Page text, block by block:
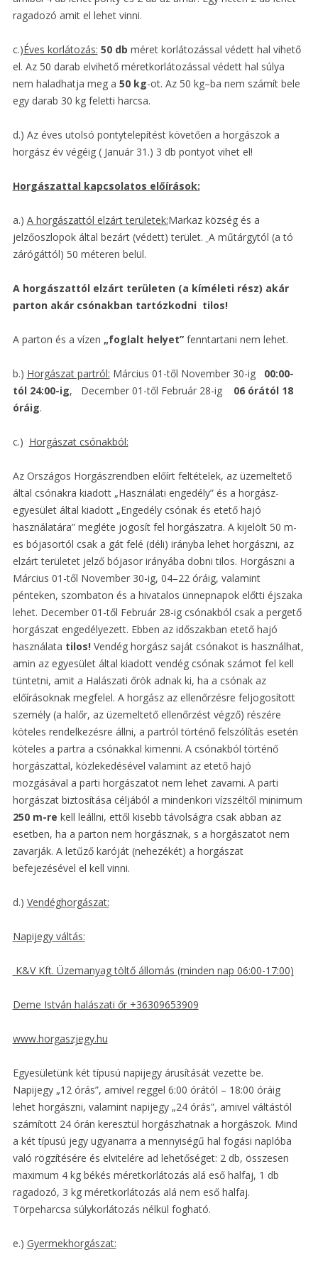
ragadozó amit el lehet vinni.
c.)Éves korlátozás: 50 db méret korlátozással védett hal vihető
el. Az 50 darab elvihető méretkorlátozással védett hal súlya
nem haladhatja meg a 50 kg-ot. Az 50 kg–ba nem számít bele
egy darab 30 kg feletti harcsa.
d.) Az éves utolsó pontytelepítést követően a horgászok a
horgász év végéig ( Január 31.) 3 db pontyot vihet el!
Horgászattal kapcsolatos előírások:
a.) A horgászattól elzárt területek:Markaz község és a
jelzőoszlopok által bezárt (védett) terület. A műtárgytól (a tó
zárógáttól) 50 méteren belül.
A horgászattól elzárt területen (a kíméleti rész) akár
parton akár csónakban tartózkodni tilos!
A parton és a vízen „foglalt helyet”fenntartani nem lehet.
b.) Horgászat partról: Március 01-től November 30-ig 00:00-
tól 24:00-ig, December 01-től Február 28-ig 06 órától 18
óráig.
c.) Horgászat csónakból:
Az Országos Horgászrendben előírt feltételek, az üzemeltető
által csónakra kiadott „Használati engedély” és a horgász­
egyesület által kiadott „Engedély csónak és etető hajó
használatára” megléte jogosít fel horgászatra. A kijelölt 50 m-
es bójasortól csak a gát felé (déli) irányba lehet horgászni, az
elzárt területet jelző bójasor irányába dobni tilos. Horgászni a
Március 01-től November 30-ig, 04–22 óráig, valamint
pénteken, szombaton és a hivatalos ünnepnapok előtti éjszaka
lehet. December 01-től Február 28-ig csónakból csak a pergető
horgászat engedélyezett. Ebben az időszakban etető hajó
használata tilos! Vendég horgász saját csónakot is használhat,
amin az egyesület által kiadott vendég csónak számot fel kell
tüntetni, amit a Halászati őrök adnak ki, ha a csónak az
előírásoknak megfelel. A horgász az ellenőrzésre feljogosított
személy (a halőr, az üzemeltető ellenőrzést végző) részére
köteles rendelkezésre állni, a partról történő felszólítás esetén
köteles a partra a csónakkal kimenni. A csónakból történő
horgászattal, közlekedésével valamint az etető hajó
mozgásával a parti horgászatot nem lehet zavarni. A parti
horgászat biztosítása céljából a mindenkori vízszéltől minimum
250 m-re kell leállni, ettől kisebb távolságra csak abban az
esetben, ha a parton nem horgásznak, s a horgászatot nem
zavarják. A letűző karóját (nehezékét) a horgászat
befejezésével el kell vinni.
d.) Vendéghorgászat:
Napijegy váltás:
K&V Kft. Üzemanyag töltő állomás (minden nap 06:00-17:00)
Deme István halászati őr +36309653909
www.horgaszjegy.hu
Egyesületünk két típusú napijegy árusítását vezette be.
Napijegy „12 órás”, amivel reggel 6:00 órától – 18:00 óráig
lehet horgászni, valamint napijegy „24 órás”, amivel váltástól
számított 24 órán keresztül horgászhatnak a horgászok. Mind
a két típusú jegy ugyanarra a mennyiségű hal fogási naplóba
való rögzítésére és elvitelére ad lehetőséget: 2 db, összesen
maximum 4 kg békés méretkorlátozás alá eső halfaj, 1 db
ragadozó, 3 kg méretkorlátozás alá nem eső halfaj.
Törpeharcsa súlykorlátozás nélkül fogható.
e.) Gyermekhorgászat: